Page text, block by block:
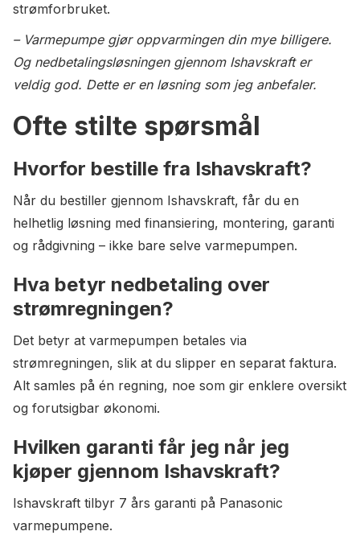
strømforbruket.
– Varmepumpe gjør oppvarmingen din mye billigere.
Og nedbetalingsløsningen gjennom Ishavskraft er
veldig god. Dette er en løsning som jeg anbefaler.
Ofte stilte spørsmål
Hvorfor bestille fra Ishavskraft?
Når du bestiller gjennom Ishavskraft, får du en
helhetlig løsning med finansiering, montering, garanti
og rådgivning – ikke bare selve varmepumpen.
Hva betyr nedbetaling over
strømregningen?
Det betyr at varmepumpen betales via
strømregningen, slik at du slipper en separat faktura.
Alt samles på én regning, noe som gir enklere oversikt
og forutsigbar økonomi.
Hvilken garanti får jeg når jeg
kjøper gjennom Ishavskraft?
Ishavskraft tilbyr 7 års garanti på Panasonic
varmepumpene.